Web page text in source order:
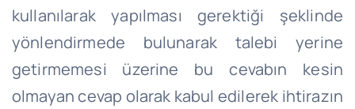
kullanılarak yapılması gerektiği şeklinde
yönlendirmede bulunarak talebi yerine
getirmemesi üzerine bu cevabın kesin
olmayan cevap olarak kabul edilerek ihtirazın